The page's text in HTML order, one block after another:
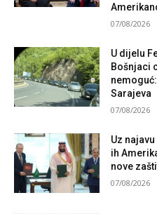
07/08/2026
U dijelu
Bošnjaci
Sarajeva
07/08/2026
Uz
ih
nove
07/08/2026